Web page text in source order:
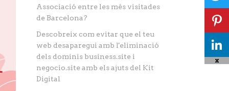
Associació entre les més visitades
de Barcelona?
Descobreix com evitar que el teu
web desaparegui amb l'eliminació
dels dominis business.site i
negocio.site amb els ajuts del Kit
Digital
X